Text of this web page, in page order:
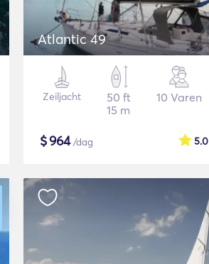
Atlantic 49
Zeiljacht
50 ft
15 m
10 Varen
$964/dag 5.0